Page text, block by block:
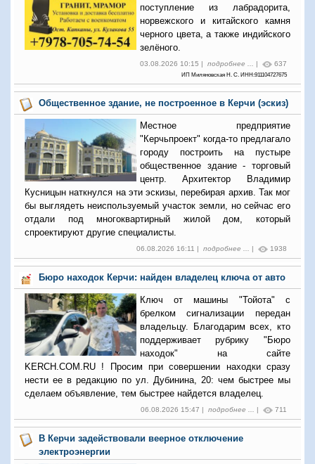
поступление из лабрадорита,
норвежского и китайского камня
черного цвета, а также индийского
зелёного.
03.08.2026 10:15 | подробнее ... | 637
ИП Миляновская Н. С. ИНН:911104727675
Общественное здание, не построенное в Керчи (эскиз)
Местное предприятие
"Керчьпроект" когда-то предлагало
городу построить на пустыре
общественное здание - торговый
центр. Архитектор Владимир
Кусницын наткнулся на эти эскизы, перебирая архив. Так мог
бы выглядеть неиспользуемый участок земли, но сейчас его
отдали под многоквартирный жилой дом, который
спроектируют другие специалисты.
06.08.2026 16:11 | подробнее ... | 1938
Бюро находок Керчи: найден владелец ключа от авто
Ключ от машины "Тойота" с
брелком сигнализации передан
владельцу. Благодарим всех, кто
поддерживает рубрику "Бюро
находок" на сайте
KERCH.COM.RU ! Просим при совершении находки сразу
нести ее в редакцию по ул. Дубинина, 20: чем быстрее мы
сделаем объявление, тем быстрее найдется владелец.
06.08.2026 15:47 | подробнее ... | 711
В Керчи задействовали веерное отключение
электроэнергии